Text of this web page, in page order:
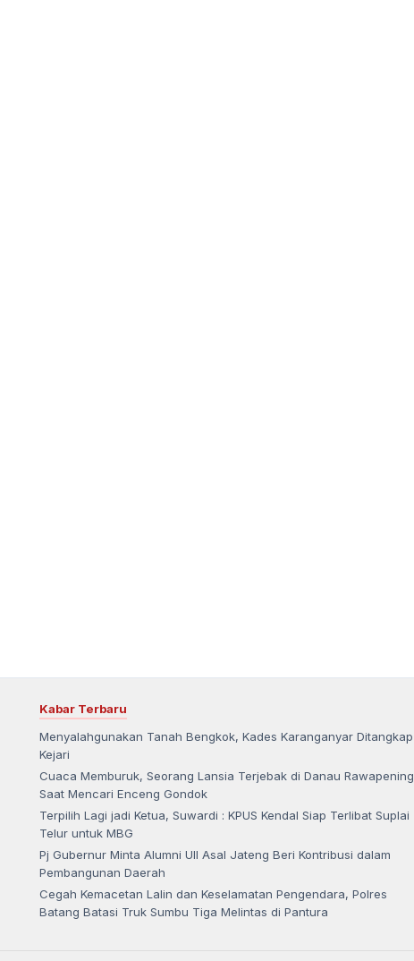
Kabar Terbaru
Menyalahgunakan Tanah Bengkok, Kades Karanganyar Ditangkap
Kejari
Cuaca Memburuk, Seorang Lansia Terjebak di Danau Rawapening
Saat Mencari Enceng Gondok
Terpilih Lagi jadi Ketua, Suwardi : KPUS Kendal Siap Terlibat Suplai
Telur untuk MBG
Pj Gubernur Minta Alumni UII Asal Jateng Beri Kontribusi dalam
Pembangunan Daerah
Cegah Kemacetan Lalin dan Keselamatan Pengendara, Polres
Batang Batasi Truk Sumbu Tiga Melintas di Pantura